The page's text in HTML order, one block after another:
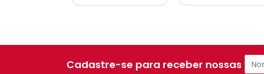
Cadastre-se para receber nossas